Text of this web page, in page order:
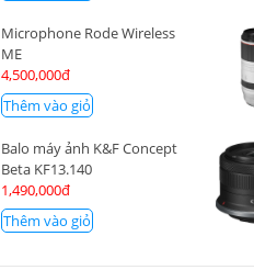
Microphone Rode Wireless
ME
4,500,000đ
Thêm vào giỏ
Balo máy ảnh K&F Concept
Beta KF13.140
1,490,000đ
Thêm vào giỏ